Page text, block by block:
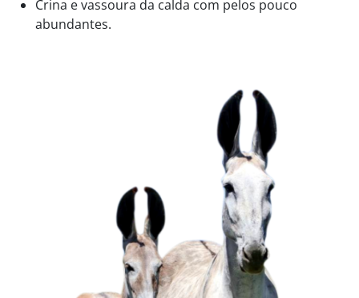
Crina e vassoura da calda com pelos pouco
abundantes.